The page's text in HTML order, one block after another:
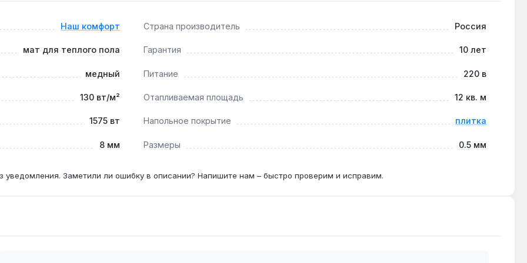
клей под керамическую плитку, так как толщина 8 мм и конструкция требуют жесткого основания.
Наш комфорт Страна производитель Россия
мат для теплого пола Гарантия 10 лет
медный Питание 220 в
130 вт/м² Отапливаемая площадь 12 кв. м
1575 вт Напольное покрытие плитка
8 мм Размеры 0.5 мм
уведомления. Заметили ли ошибку в описании? Напишите нам – быстро проверим и исправим.